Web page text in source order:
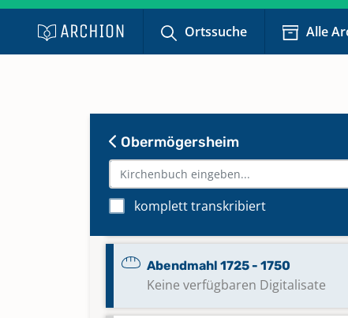
Ortssuche Alle
Obermögersheim
komplett transkribiert
Abendmahl 1693 - 1720
Keine verfügbaren Digitalisate
Abendmahl 1725 - 1750
Keine verfügbaren Digitalisate